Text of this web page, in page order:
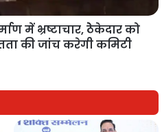
में भ्रष्टाचार, ठेेकेदार को
की जांच करेगी कमिटी